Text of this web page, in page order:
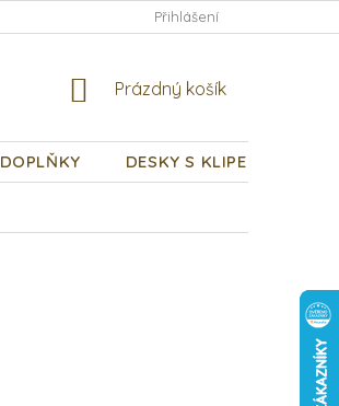
PODMÍNKY OCHRANY OSOBNÍCH ÚDAJŮ
Přihlášení
NÁKUPNÍ
Prázdný košík
DOPLŇKY DESKY S KLIPEM